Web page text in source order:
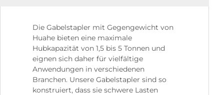
Die Gabelstapler mit Gegengewicht von
Huahe bieten eine maximale
Hubkapazität von 1,5 bis 5 Tonnen und
eignen sich daher für vielfältige
Anwendungen in verschiedenen
Branchen. Unsere Gabelstapler sind so
konstruiert, dass sie schwere Lasten